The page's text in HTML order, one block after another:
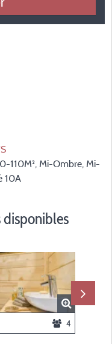
110M², Mi-Ombre, Mi-
10A
4